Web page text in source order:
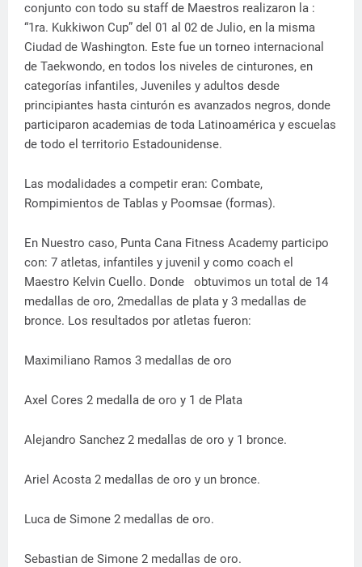
conjunto con todo su staff de Maestros realizaron la :
“1ra. Kukkiwon Cup” del 01 al 02 de Julio, en la misma
Ciudad de Washington. Este fue un torneo internacional
de Taekwondo, en todos los niveles de cinturones, en
categorías infantiles, Juveniles y adultos desde
principiantes hasta cinturón es avanzados negros, donde
participaron academias de toda Latinoamérica y escuelas
de todo el territorio Estadounidense.
Las modalidades a competir eran: Combate,
Rompimientos de Tablas y Poomsae (formas).
En Nuestro caso, Punta Cana Fitness Academy participo
con: 7 atletas, infantiles y juvenil y como coach el
Maestro Kelvin Cuello. Donde obtuvimos un total de 14
medallas de oro, 2medallas de plata y 3 medallas de
bronce. Los resultados por atletas fueron:
Maximiliano Ramos 3 medallas de oro
Axel Cores 2 medalla de oro y 1 de Plata
Alejandro Sanchez 2 medallas de oro y 1 bronce.
Ariel Acosta 2 medallas de oro y un bronce.
Luca de Simone 2 medallas de oro.
Sebastian de Simone 2 medallas de oro.